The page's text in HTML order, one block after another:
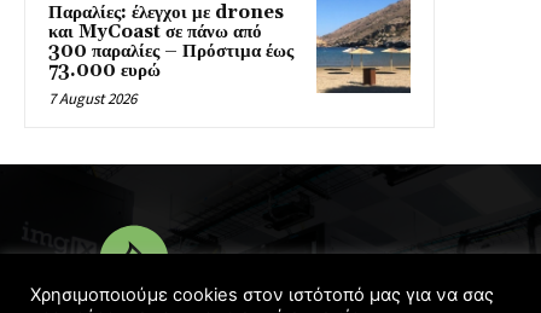
Παραλίες: έλεγχοι με drones
και MyCoast σε πάνω από
300 παραλίες – Πρόστιμα έως
73.000 ευρώ
7 August 2026
Χρησιμοποιούμε cookies στον ιστότοπό μας για να σας